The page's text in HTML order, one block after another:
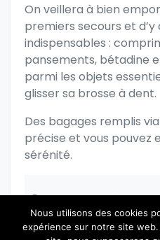
On veillera à bien
premiers secours et d’y
indispensables :
pansements, bétadine
parmi les objets
glisser sa brosse à dent.
Des bagages remplis
précise et vous pouvez
sérénité.
S’il vous plaît
un
Nous utilisons des cookies
expérience sur notre site